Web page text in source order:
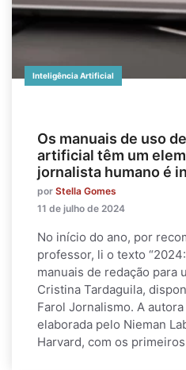
Inteligência Artificial
Os manuais de uso
artificial têm um
jornalista humano é
por Stella Gomes
11 de julho de 2024
No início do ano, por
professor, li o texto
manuais de redação para
Cristina Tardaguila,
Farol Jornalismo. A
elaborada pelo Nieman
Harvard, com os